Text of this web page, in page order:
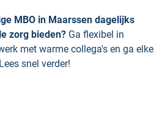
MBO in Maarssen dagelijks
zorg bieden? Ga flexibel in
met warme collega's en ga elke
snel verder!